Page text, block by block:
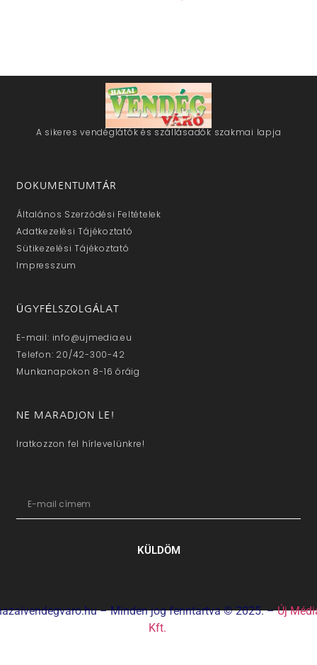
A sikeres vendéglátók és szállásadók szakmai lapja
DOKUMENTUMTÁR
Általános Szerződési Feltételek
Adatkezelési Tájékoztató
Sütikezelési Tájékoztató
Impresszum
ÜGYFÉLSZOLGÁLAT
E-mail: info@ujmedia.eu
Telefon: 20/42-300-42
Munkanapokon 8-16 óráig
NE MARADJON LE!
Iratkozzon fel hírlevelünkre!
KÜLDÖM
– Minden jog fenntartva © 2025. –Új
Kft.